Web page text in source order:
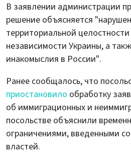
В заявлении администрации
решение объясняется
территориальной
независимости Украины, а
инакомыслия в России".
Ранее сообщалось, что
приостановило обработку
об иммиграционных и
посольстве объяснили
ограничениями, введенными
властей.